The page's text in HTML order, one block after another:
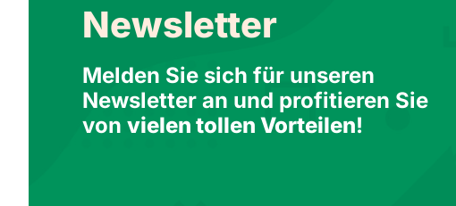
Newsletter
Melden Sie sich für unseren
Newsletter an und profitieren Sie
von vielen tollen Vorteilen!